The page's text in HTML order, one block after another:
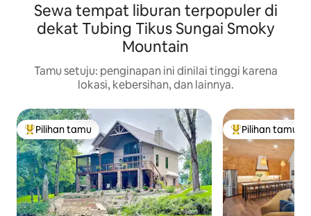
Sewa tempat liburan terpopuler di
dekat Tubing Tikus Sungai Smoky
Mountain
Tamu setuju: penginapan ini dinilai tinggi karena
lokasi, kebersihan, dan lainnya.
Pilihan tamu terpopuler
Pilihan tamu Pilihan tamu
Pilihan tamu